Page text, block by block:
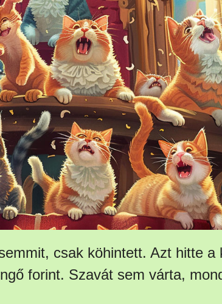
csak köhintett. Azt hitte a
forint. Szavát sem várta,